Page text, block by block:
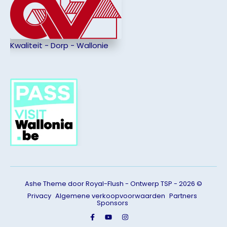
Kwaliteit - Dorp - Wallonie
Ashe Theme door Royal-Flush - Ontwerp TSP - 2026 ©
Privacy Algemene verkoopvoorwaarden Partners
Sponsors